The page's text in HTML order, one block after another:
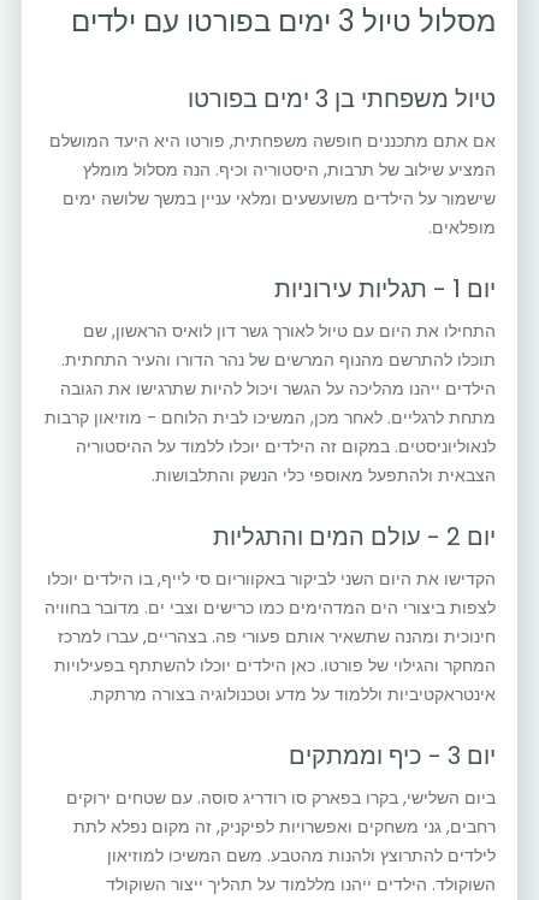
מסלול טיול 3 ימים בפורטו עם ילדים
טיול משפחתי בן 3 ימים בפורטו
אם אתם מתכננים חופשה משפחתית, פורטו היא היעד המושלם
המציע שילוב של תרבות, היסטוריה וכיף. הנה מסלול מומלץ
שישמור על הילדים משועשעים ומלאי עניין במשך שלושה ימים
מופלאים.
יום 1 - תגליות עירוניות
התחילו את היום עם טיול לאורך גשר דון לואיס הראשון, שם
תוכלו להתרשם מהנוף המרשים של נהר הדורו והעיר התחתית.
הילדים ייהנו מהליכה על הגשר ויכול להיות שתרגישו את הגובה
מתחת לרגליים. לאחר מכן, המשיכו לבית הלוחם - מוזיאון קרבות
לנאוליוניסטים. במקום זה הילדים יוכלו ללמוד על ההיסטוריה
הצבאית ולהתפעל מאוספי כלי הנשק והתלבושות.
יום 2 - עולם המים והתגליות
הקדישו את היום השני לביקור באקווריום סי לייף, בו הילדים יוכלו
לצפות ביצורי הים המדהימים כמו כרישים וצבי ים. מדובר בחוויה
חינוכית ומהנה שתשאיר אותם פעורי פה. בצהריים, עברו למרכז
המחקר והגילוי של פורטו. כאן הילדים יוכלו להשתתף בפעילויות
אינטראקטיביות וללמוד על מדע וטכנולוגיה בצורה מרתקת.
יום 3 - כיף וממתקים
ביום השלישי, בקרו בפארק סו רודריג סוסה. עם שטחים ירוקים
רחבים, גני משחקים ואפשרויות לפיקניק, זה מקום נפלא לתת
לילדים להתרוצץ ולהנות מהטבע. משם המשיכו למוזיאון
השוקולד. הילדים ייהנו מללמוד על תהליך ייצור השוקולד